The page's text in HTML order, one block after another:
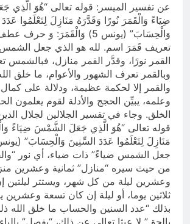
عن تفسير الميسر: قوله تعالى “هُوَ الَّذِي
ضِيَاءً وَالْقَمَرَ نُورًا وَقَدَّرَهُ مَنَازِلَ لِتَعْلَمُوا
وَالْحِسَابَ” (يونس 5) وَالْقَمَرَ: وَ
تعريف قَمَرَ اسم. لله هو الذي جعل
القمر نورًا، وقدَّر القمر منازل، فبالشمس
وبالقمر تعرف الشهور والأعوام، ما خلق
والقمر إلا لحكمة عظيمة، ودلالة على كمال
وعلمه، يبيِّن الحجج والأدلة لقوم يعلمون
الخلق. وجاء في تفسير الجلالين لجلال
قوله تعالى “هُوَ الَّذِي جَعَلَ الشَّمْسَ ضِيَاءً
جعل الشمس ضياءً” ذات ضياء، أي نور
من حيث سيره “منازل” ثمانية وعشرين
وعشرين ليلة من كل شهر، ويستتر ليلتين
ثلاثين يوما، أو ليلة إن كان تسعة وعشرين
بذلك “عدد السنين والحساب ما خلق الله